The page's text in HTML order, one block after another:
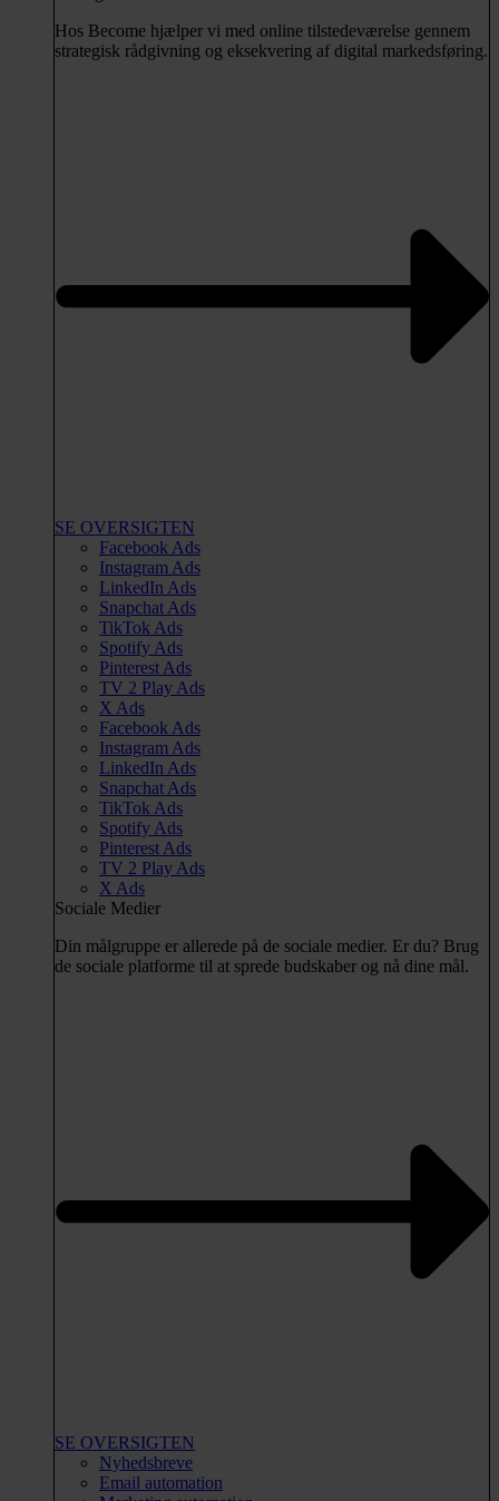
Hos Become hjælper vi med online tilstedeværelse gennem
strategisk rådgivning og eksekvering af digital markedsføring.
SE OVERSIGTEN
Facebook Ads
Instagram Ads
LinkedIn Ads
Snapchat Ads
TikTok Ads
Spotify Ads
Pinterest Ads
TV 2 Play Ads
X Ads
Facebook Ads
Instagram Ads
LinkedIn Ads
Snapchat Ads
TikTok Ads
Spotify Ads
Pinterest Ads
TV 2 Play Ads
X Ads
Sociale Medier
Din målgruppe er allerede på de sociale medier. Er du? Brug
de sociale platforme til at sprede budskaber og nå dine mål.
SE OVERSIGTEN
Nyhedsbreve
Email automation